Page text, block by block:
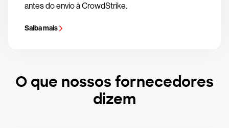
antes do envio à CrowdStrike.
Saiba mais
O que nossos fornecedores
dizem